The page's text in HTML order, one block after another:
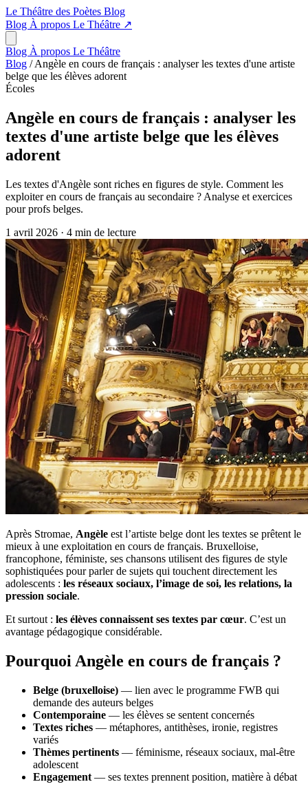
Le Théâtre des Poètes Blog
Blog À propos Le Théâtre ↗
Blog À propos Le Théâtre
Blog / Angèle en cours de français : analyser les textes d'une artiste
belge que les élèves adorent
Écoles
Angèle en cours de français : analyser les
textes d'une artiste belge que les élèves
adorent
Les textes d'Angèle sont riches en figures de style. Comment les
exploiter en cours de français au secondaire ? Analyse et exercices
pour profs belges.
1 avril 2026 · 4 min de lecture
Après Stromae, Angèle est l’artiste belge dont les textes se prêtent le
mieux à une exploitation en cours de français. Bruxelloise,
francophone, féministe, ses chansons utilisent des figures de style
sophistiquées pour parler de sujets qui touchent directement les
adolescents : les réseaux sociaux, l’image de soi, les relations, la
pression sociale.
Et surtout : les élèves connaissent ses textes par cœur. C’est un
avantage pédagogique considérable.
Pourquoi Angèle en cours de français ?
Belge (bruxelloise) — lien avec le programme FWB qui
demande des auteurs belges
Contemporaine — les élèves se sentent concernés
Textes riches — métaphores, antithèses, ironie, registres
variés
Thèmes pertinents — féminisme, réseaux sociaux, mal-être
adolescent
Engagement — ses textes prennent position, matière à débat